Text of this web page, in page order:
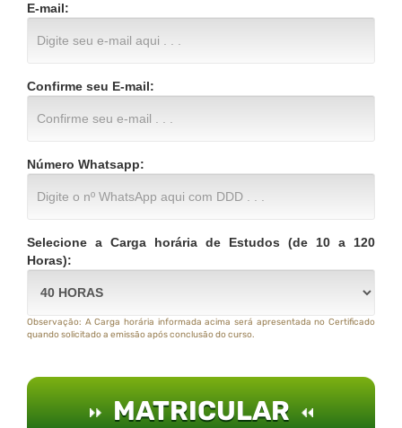
E-mail:
Confirme seu E-mail:
Número Whatsapp:
Selecione a Carga horária de Estudos (de 10 a 120
Horas):
Observação: A Carga horária informada acima será apresentada no Certificado
quando solicitado a emissão após conclusão do curso.
MATRICULAR